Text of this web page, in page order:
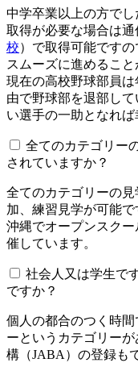
中学卒業以上の方で
取得が必要な場合は
校）で取得可能です
スムーズに進めること
現在の高校野球部員
由で野球部を退部し
い選手の一助となれば
全てのカテゴリー
されていますか？​​​​​
全てのカテゴリーの
加、練習見学が可能
沖縄でオープンスク
催しています。
社会人又は学生で
ですか？
個人の都合のつく時
ーというカテゴリー
構（JABA）の登録も